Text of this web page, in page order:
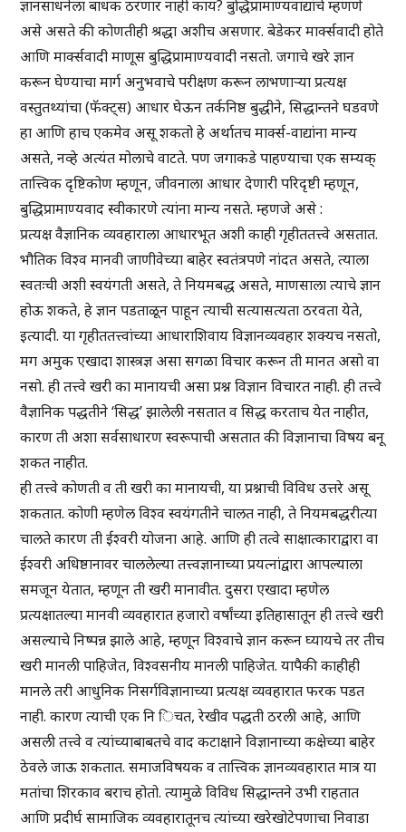
ज्ञानसाधनेला बाधक ठरणार नाही काय? बुद्धिप्रामाण्यवाद्यांचे म्हणणे
असे असते की कोणतीही श्रद्धा अशीच असणार. बेडेकर मार्क्सवादी होते
आणि मार्क्सवादी माणूस बुद्धिप्रामाण्यवादी नसतो. जगाचे खरे ज्ञान
करून घेण्याचा मार्ग अनुभवाचे परीक्षण करून लाभणाऱ्या प्रत्यक्ष
वस्तुतथ्यांचा (फॅक्ट्स) आधार घेऊन तर्कनिष्ठ बुद्धीने, सिद्धान्तने घडवणे
हा आणि हाच एकमेव असू शकतो हे अर्थातच मार्क्स-वाद्यांना मान्य
असते, नव्हे अत्यंत मोलाचे वाटते. पण जगाकडे पाहण्याचा एक सम्यक्
तात्त्विक दृष्टिकोण म्हणून, जीवनाला आधार देणारी परिदृष्टी म्हणून,
बुद्धिप्रामाण्यवाद स्वीकारणे त्यांना मान्य नसते. म्हणजे असे :
प्रत्यक्ष वैज्ञानिक व्यवहाराला आधारभूत अशी काही गृहीततत्त्वे असतात.
भौतिक विश्व मानवी जाणीवेच्या बाहेर स्वतंत्रपणे नांदत असते, त्याला
स्वतःची अशी स्वयंगती असते, ते नियमबद्ध असते, माणसाला त्याचे ज्ञान
होऊ शकते, हे ज्ञान पडताळून पाहून त्याची सत्यासत्यता ठरवता येते,
इत्यादी. या गृहीततत्त्वांच्या आधाराशिवाय विज्ञानव्यवहार शक्यच नसतो,
मग अमुक एखादा शास्त्रज्ञ असा सगळा विचार करून ती मानत असो वा
नसो. ही तत्त्वे खरी का मानायची असा प्रश्न विज्ञान विचारत नाही. ही तत्त्वे
वैज्ञानिक पद्धतीने ‘सिद्ध’ झालेली नसतात व सिद्ध करताच येत नाहीत,
कारण ती अशा सर्वसाधारण स्वरूपाची असतात की विज्ञानाचा विषय बनू
शकत नाहीत.
ही तत्त्वे कोणती व ती खरी का मानायची, या प्रश्नाची विविध उत्तरे असू
शकतात. कोणी म्हणेल विश्व स्वयंगतीने चालत नाही, ते नियमबद्धरीत्या
चालते कारण ती ईश्वरी योजना आहे. आणि ही तत्वे साक्षात्काराद्वारा वा
ईश्वरी अधिष्ठानावर चाललेल्या तत्त्वज्ञानाच्या प्रयत्नांद्वारा आपल्याला
समजून येतात, म्हणून ती खरी मानावीत. दुसरा एखादा म्हणेल
प्रत्यक्षातल्या मानवी व्यवहारात हजारो वर्षांच्या इतिहासातून ही तत्त्वे खरी
असल्याचे निष्पन्न झाले आहे, म्हणून विश्वाचे ज्ञान करून घ्यायचे तर तीच
खरी मानली पाहिजेत, विश्वसनीय मानली पाहिजेत. यापैकी काहीही
मानले तरी आधुनिक निसर्गविज्ञानाच्या प्रत्यक्ष व्यवहारात फरक पडत
नाही. कारण त्याची एक नि िचत, रेखीव पद्धती ठरली आहे, आणि
असली तत्त्वे व त्यांच्याबाबतचे वाद कटाक्षाने विज्ञानाच्या कक्षेच्या बाहेर
ठेवले जाऊ शकतात. समाजविषयक व तात्त्विक ज्ञानव्यवहारात मात्र या
मतांचा शिरकाव बराच होतो. त्यामुळे विविध सिद्धान्तने उभी राहतात
आणि प्रदीर्घ सामाजिक व्यवहारातूनच त्यांच्या खरेखोटेपणाचा निवाडा